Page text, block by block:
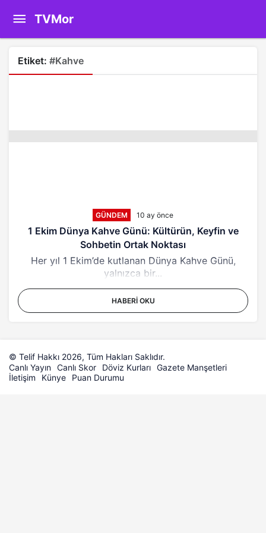
TVMor
Etiket: #Kahve
GÜNDEM 10 ay önce
1 Ekim Dünya Kahve Günü: Kültürün, Keyfin ve
Sohbetin Ortak Noktası
Her yıl 1 Ekim’de kutlanan Dünya Kahve Günü,
yalnızca bir...
HABERI OKU
© Telif Hakkı 2026, Tüm Hakları Saklıdır.
Canlı Yayın Canlı Skor Döviz Kurları Gazete Manşetleri
İletişim
Künye Puan Durumu